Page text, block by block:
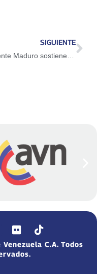
SIGUIENTE
Presidente Maduro sostiene encuentros bilaterales con países del Mnoal
C.A. Todos